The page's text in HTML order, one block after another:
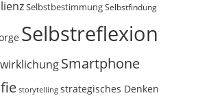
SelbstbestimmungSelbstfindung
Selbstreflexion
Smartphone
storytelling strategisches Denken